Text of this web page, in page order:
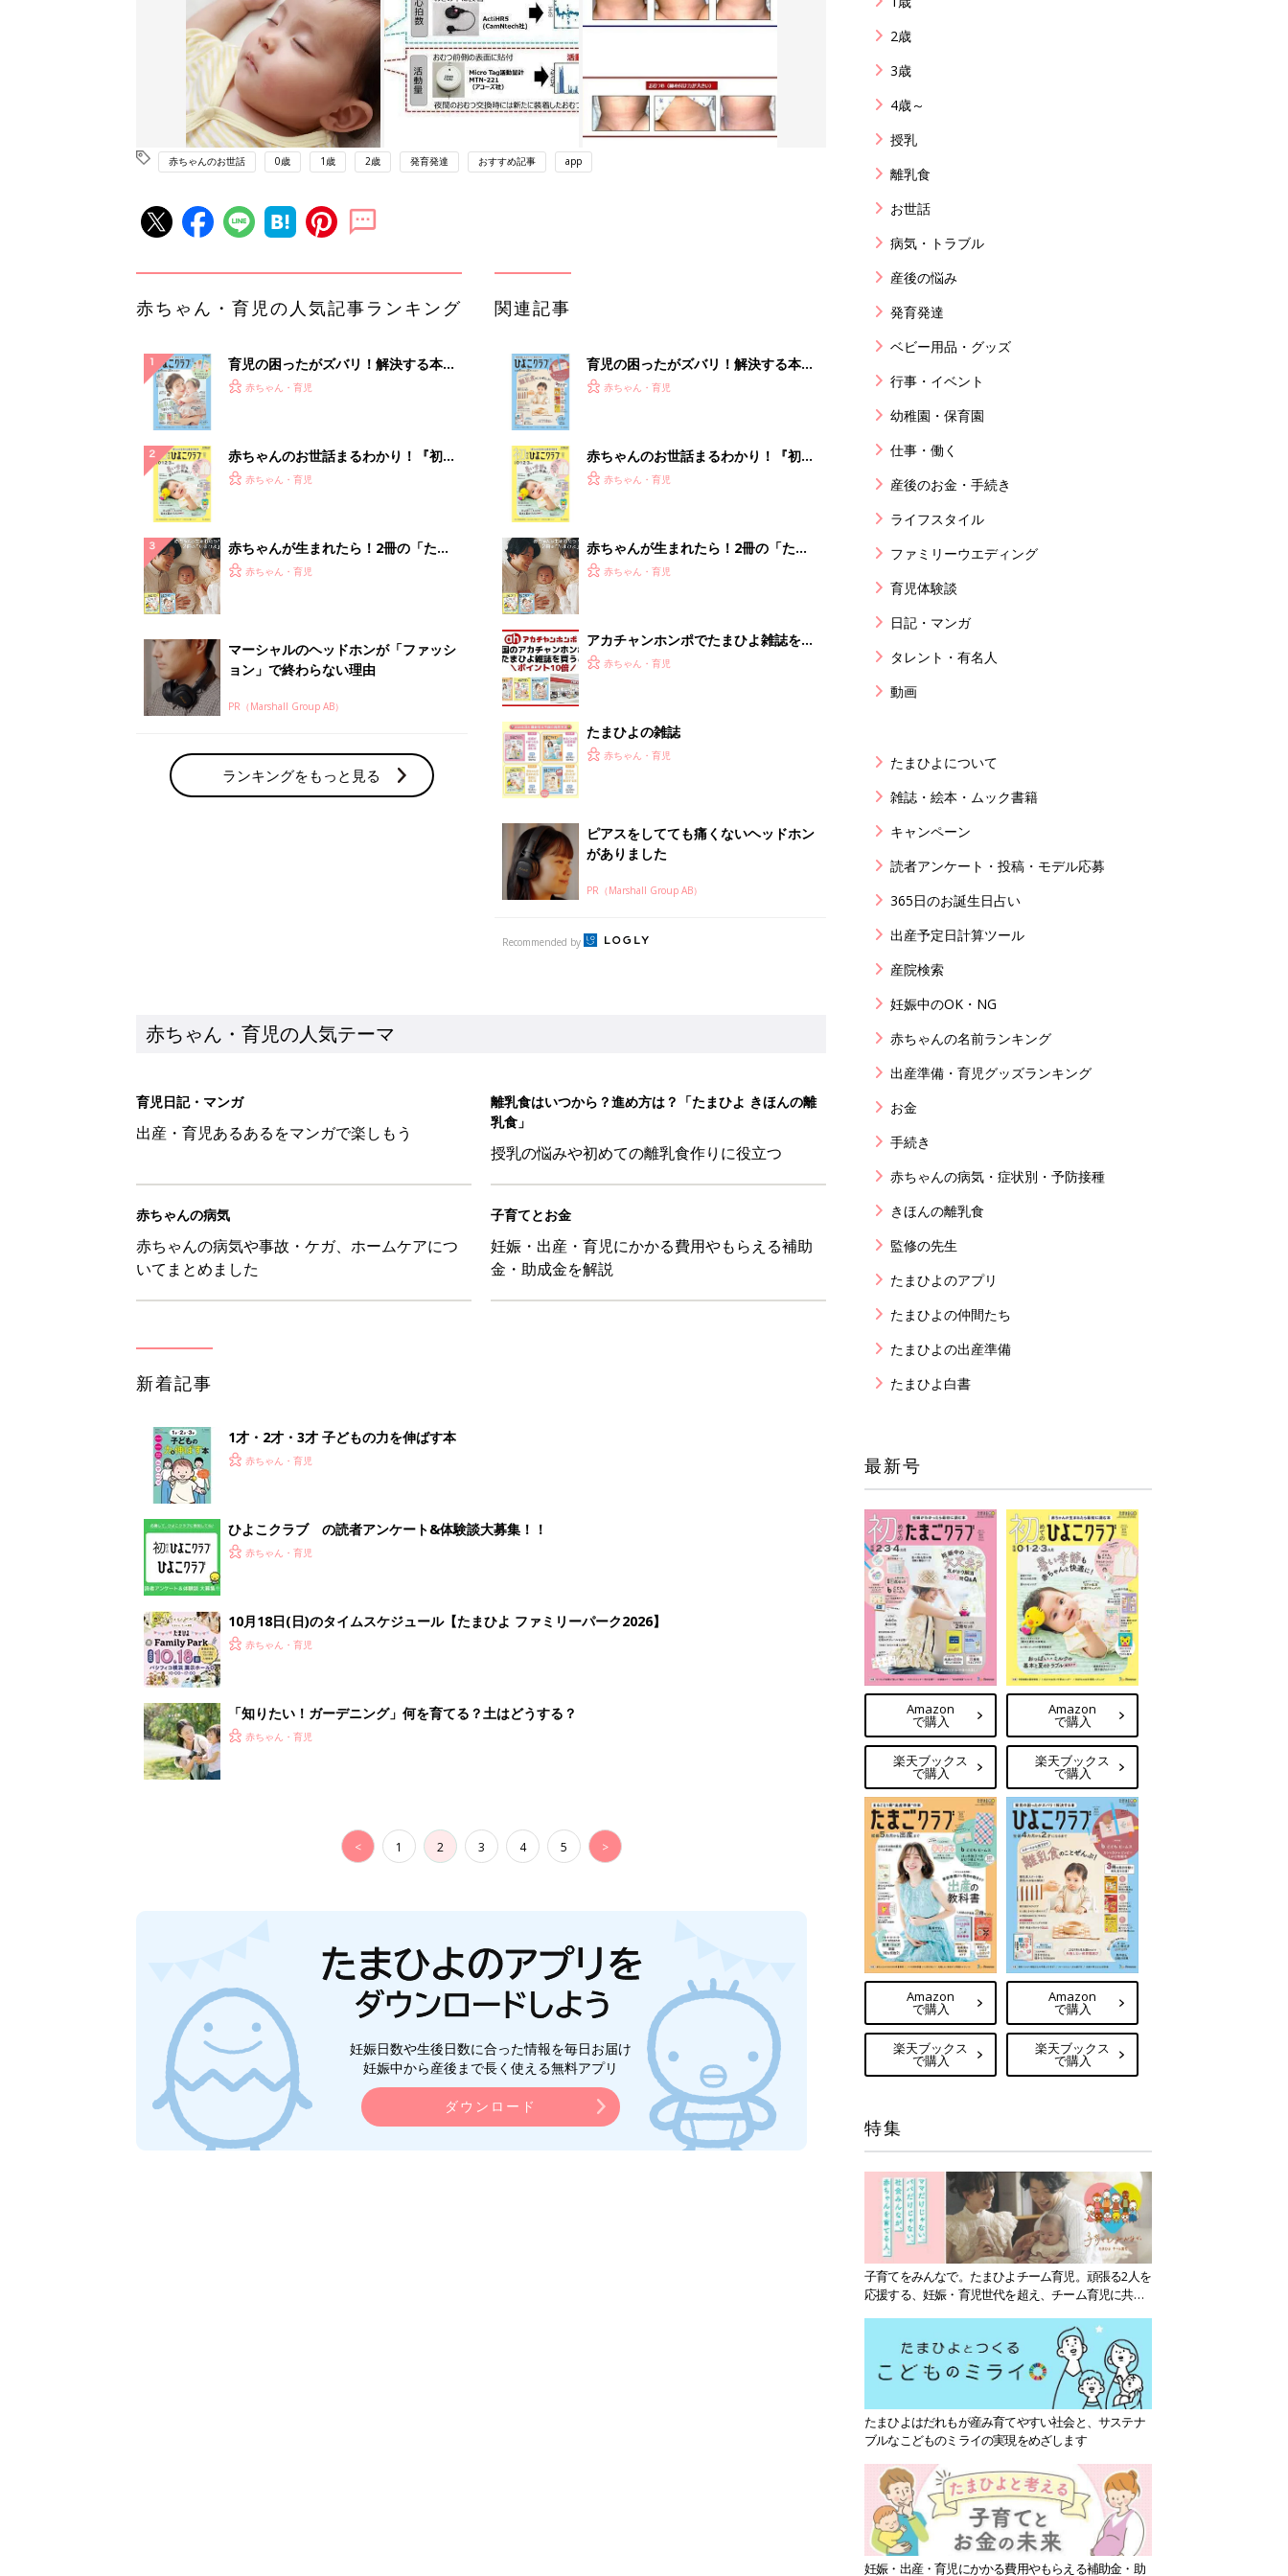
赤ちゃんのお世話 0歳 1歳 2歳 発育発達 おすすめ記事 app
赤ちゃん・育児の人気記事ランキング
育児の困ったがズバリ！解決する本
『ひよこクラブ 夏号』 4カ月～2才
赤ちゃん・育児
赤ちゃんのお世話まるわかり！『初め
てのひよこクラブ 夏号』〈巻頭大特
赤ちゃん・育児
赤ちゃんが生まれたら！2冊の「たま
ひよ」
赤ちゃん・育児
マーシャルのヘッドホンが「ファッシ
ョン」で終わらない理由
PR（Marshall Group AB）
ランキングをもっと見る
関連記事
育児の困ったがズバリ！解決する本
『ひよこクラブ 秋号』 4カ月～2才
赤ちゃん・育児
赤ちゃんのお世話まるわかり！『初め
てのひよこクラブ 夏号』〈巻頭大特
赤ちゃん・育児
赤ちゃんが生まれたら！2冊の「たま
ひよ」
赤ちゃん・育児
アカチャンホンポでたまひよ雑誌を買
うとポイント10倍【期間限定】
赤ちゃん・育児
たまひよの雑誌
赤ちゃん・育児
ピアスをしてても痛くないヘッドホン
がありました
PR（Marshall Group AB）
Recommended by
赤ちゃん・育児の人気テーマ
育児日記・マンガ
出産・育児あるあるをマンガで楽しもう
離乳食はいつから？進め方は？「たまひよ きほんの離
乳食」
授乳の悩みや初めての離乳食作りに役立つ
赤ちゃんの病気
赤ちゃんの病気や事故・ケガ、ホームケアにつ
いてまとめました
子育てとお金
妊娠・出産・育児にかかる費用やもらえる補助
金・助成金を解説
新着記事
1才・2才・3才 子どもの力を伸ばす本
赤ちゃん・育児
ひよこクラブ の読者アンケート&体験談大募集！！
赤ちゃん・育児
10月18日(日)のタイムスケジュール【たまひよ ファミリーパーク2026】
赤ちゃん・育児
「知りたい！ガーデニング」何を育てる？土はどうする？
赤ちゃん・育児
< 1 2 3 4 5 >
妊娠日数や生後日数に合った情報を毎日お届け
妊娠中から産後まで長く使える無料アプリ
ダウンロード
2歳
3歳
4歳～
授乳
離乳食
お世話
病気・トラブル
産後の悩み
発育発達
ベビー用品・グッズ
行事・イベント
幼稚園・保育園
仕事・働く
産後のお金・手続き
ライフスタイル
ファミリーウエディング
育児体験談
日記・マンガ
タレント・有名人
動画
たまひよについて
雑誌・絵本・ムック書籍
キャンペーン
読者アンケート・投稿・モデル応募
365日のお誕生日占い
出産予定日計算ツール
産院検索
妊娠中のOK・NG
赤ちゃんの名前ランキング
出産準備・育児グッズランキング
お金
手続き
赤ちゃんの病気・症状別・予防接種
きほんの離乳食
監修の先生
たまひよのアプリ
たまひよの仲間たち
たまひよの出産準備
たまひよ白書
最新号
Amazon
で購入
楽天ブックス
で購入
Amazon
で購入
楽天ブックス
で購入
Amazon
で購入
楽天ブックス
で購入
Amazon
で購入
楽天ブックス
で購入
特集
子育てをみんなで。たまひよチーム育児。頑張る2人を
応援する、妊娠・育児世代を超え、チーム育児に共感
たまひよはだれもが産み育てやすい社会と、サステナ
ブルなこどものミライの実現をめざします
妊娠・出産・育児にかかる費用やもらえる補助金・助